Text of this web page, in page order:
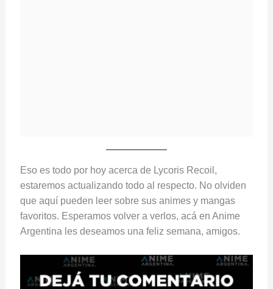
Eso es todo por hoy acerca de Lycoris Recoil,
estaremos actualizando todo al respecto. No olviden
que aquí pueden leer sobre sus animes y mangas
favoritos. Esperamos volver a verlos, acá en Anime
Argentina les deseamos una feliz semana, amigos.